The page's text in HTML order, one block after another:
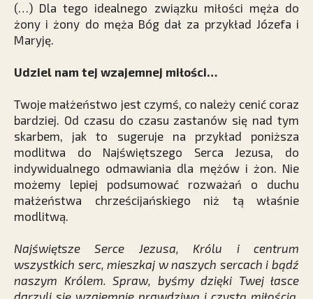
(…) Dla tego idealnego związku miłości męża do
żony i żony do męża Bóg dał za przykład Józefa i
Maryję.
Udziel nam tej wzajemnej miłości…
Twoje małżeństwo jest czymś, co należy cenić coraz
bardziej. Od czasu do czasu zastanów się nad tym
skarbem, jak to sugeruje na przykład poniższa
modlitwa do Najświętszego Serca Jezusa, do
indywidualnego odmawiania dla mężów i żon. Nie
możemy lepiej podsumować rozważań o duchu
małżeństwa chrześcijańskiego niż tą właśnie
modlitwą.
Najświętsze Serce Jezusa, Królu i centrum
wszystkich serc, mieszkaj w naszych sercach i bądź
naszym Królem. Spraw, byśmy dzięki Twej łasce